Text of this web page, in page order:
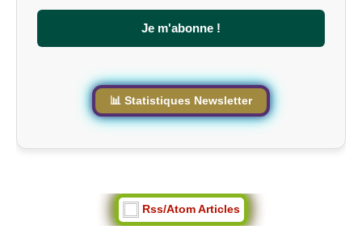
e
Je m'abonne !
📊 Statistiques Newsletter
Rss/Atom Articles